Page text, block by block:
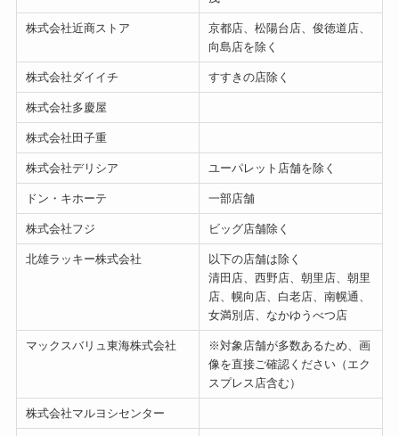
株式会社近商ストア
京都店、松陽台店、俊徳道店、
向島店を除く
株式会社ダイイチ すすきの店除く
株式会社多慶屋
株式会社田子重
株式会社デリシア ユーパレット店舗を除く
ドン・キホーテ 一部店舗
株式会社フジ ビッグ店舗除く
北雄ラッキー株式会社
以下の店舗は除く
清田店、西野店、朝里店、朝里
店、幌向店、白老店、南幌通、
女満別店、なかゆうべつ店
マックスバリュ東海株式会社
※対象店舗が多数あるため、画
像を直接ご確認ください（エク
スプレス店含む）
株式会社マルヨシセンター